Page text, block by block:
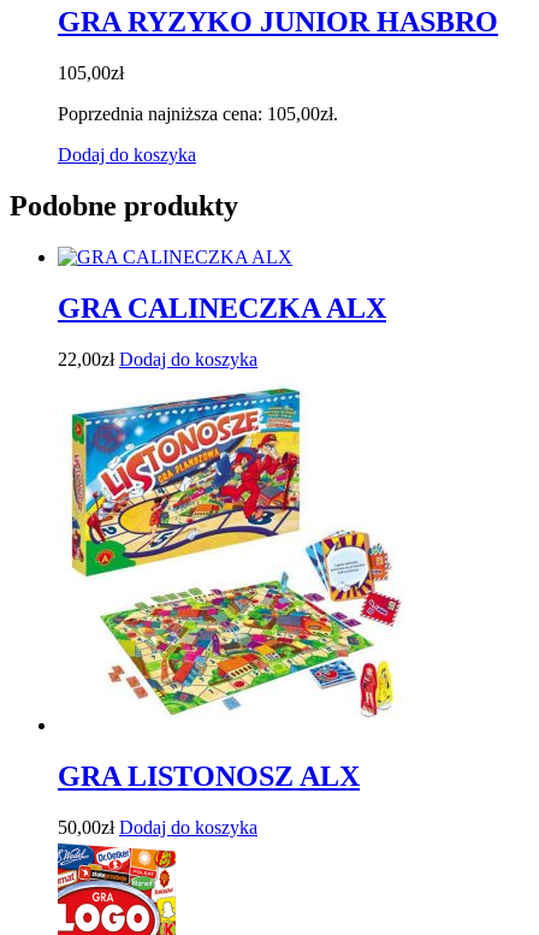
GRA RYZYKO JUNIOR HASBRO
105,00zł
Poprzednia najniższa cena: 105,00zł.
Dodaj do koszyka
Podobne produkty
GRA CALINECZKA ALX
22,00zł Dodaj do koszyka
GRA LISTONOSZ ALX
50,00zł Dodaj do koszyka